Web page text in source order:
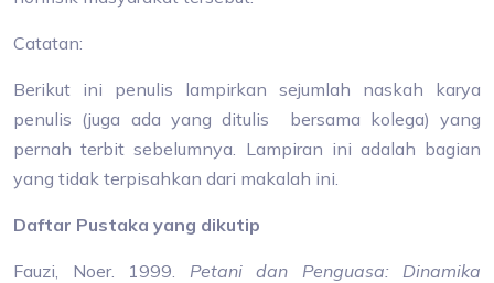
Catatan:
Berikut ini penulis lampirkan sejumlah naskah karya
penulis (juga ada yang ditulis bersama kolega) yang
pernah terbit sebelumnya. Lampiran ini adalah bagian
yang tidak terpisahkan dari makalah ini.
Daftar Pustaka yang dikutip
Fauzi, Noer. 1999. Petani dan Penguasa: Dinamika